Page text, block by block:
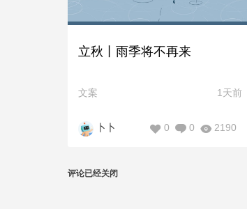
立秋丨雨季将不再来
文案 1天前
卜卜 2190
0
0
评论已经关闭